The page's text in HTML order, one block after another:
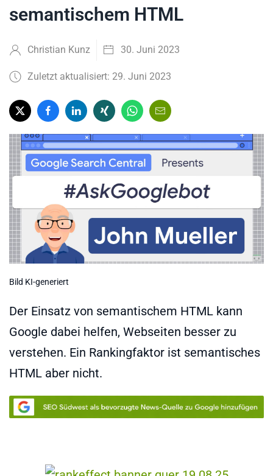
semantischem HTML
Christian Kunz 30. Juni 2023
Zuletzt aktualisiert: 29. Juni 2023
Bild KI-generiert
Der Einsatz von semantischem HTML kann
Google dabei helfen, Webseiten besser zu
verstehen. Ein Rankingfaktor ist semantisches
HTML aber nicht.